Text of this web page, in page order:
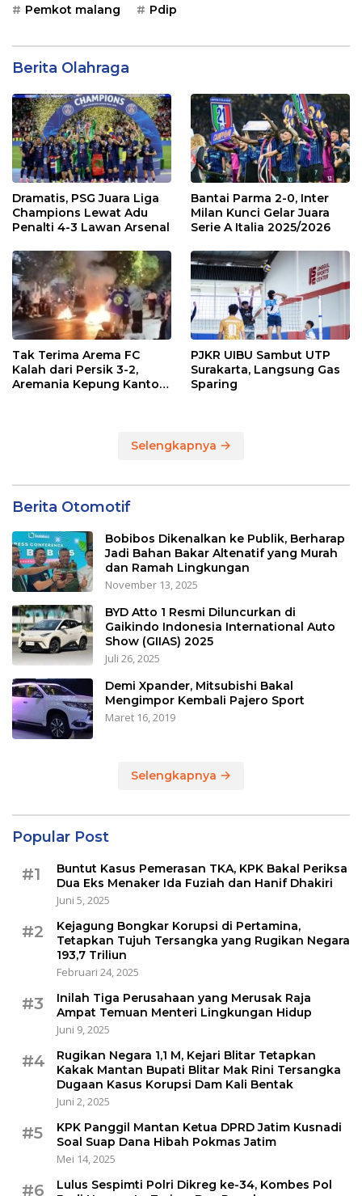
Pemkot malang Pdip
Berita Olahraga
Dramatis, PSG Juara Liga
Champions Lewat Adu
Penalti 4-3 Lawan Arsenal
Bantai Parma 2-0, Inter
Milan Kunci Gelar Juara
Serie A Italia 2025/2026
Tak Terima Arema FC
Kalah dari Persik 3-2,
Aremania Kepung Kantor
PJKR UIBU Sambut UTP
Surakarta, Langsung Gas
Sparing
Selengkapnya
Berita Otomotif
Bobibos Dikenalkan ke Publik, Berharap
Jadi Bahan Bakar Altenatif yang Murah
dan Ramah Lingkungan
November 13, 2025
BYD Atto 1 Resmi Diluncurkan di
Gaikindo Indonesia International Auto
Show (GIIAS) 2025
Juli 26, 2025
Demi Xpander, Mitsubishi Bakal
Mengimpor Kembali Pajero Sport
Maret 16, 2019
Selengkapnya
Popular Post
#1
Buntut Kasus Pemerasan TKA, KPK Bakal Periksa
Dua Eks Menaker Ida Fuziah dan Hanif Dhakiri
Juni 5, 2025
#2
Kejagung Bongkar Korupsi di Pertamina,
Tetapkan Tujuh Tersangka yang Rugikan Negara
193,7 Triliun
Februari 24, 2025
#3
Inilah Tiga Perusahaan yang Merusak Raja
Ampat Temuan Menteri Lingkungan Hidup
Juni 9, 2025
#4
Rugikan Negara 1,1 M, Kejari Blitar Tetapkan
Kakak Mantan Bupati Blitar Mak Rini Tersangka
Dugaan Kasus Korupsi Dam Kali Bentak
Juni 2, 2025
#5
KPK Panggil Mantan Ketua DPRD Jatim Kusnadi
Soal Suap Dana Hibah Pokmas Jatim
Mei 14, 2025
#6
Lulus Sespimti Polri Dikreg ke-34, Kombes Pol